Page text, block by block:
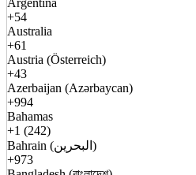
Argentina
+54
Australia
+61
Austria (Österreich)
+43
Azerbaijan (Azərbaycan)
+994
Bahamas
+1 (242)
Bahrain (البحرين)
+973